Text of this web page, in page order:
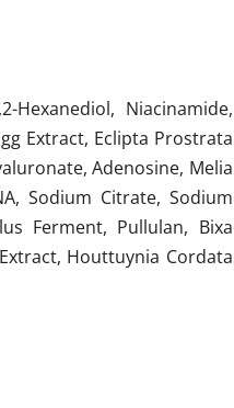
Hexanediol, Niacinamide,
Extract, Eclipta Prostrata
Adenosine, Melia
Sodium Citrate, Sodium
Ferment, Pullulan, Bixa
Houttuynia Cordata